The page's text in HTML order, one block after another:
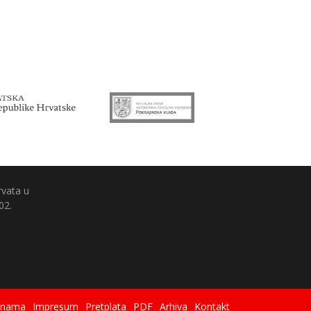
u
Impresum Pretplata PDF Arhiva Kontakt